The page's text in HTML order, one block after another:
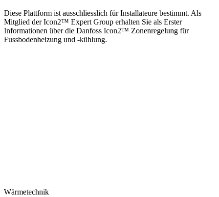
Diese Plattform ist ausschliesslich für Installateure bestimmt. Als
Mitglied der Icon2™ Expert Group erhalten Sie als Erster
Informationen über die Danfoss Icon2™ Zonenregelung für
Fussbodenheizung und -kühlung.
Wärmetechnik